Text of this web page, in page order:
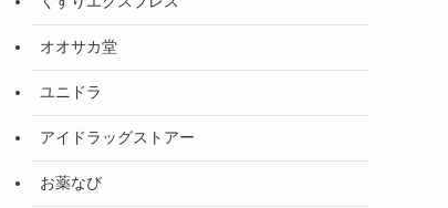
オオサカ堂
ユニドラ
アイドラッグストアー
お薬なび